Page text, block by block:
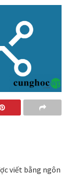
viết bằng ngôn